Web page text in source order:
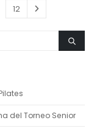
12
del Torneo Senior